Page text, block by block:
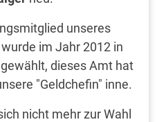
unseres
im Jahr 2012 in
dieses Amt hat
"Geldchefin" inne.
nicht mehr zur Wahl